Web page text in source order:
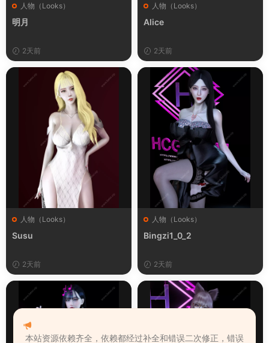
人物（Looks）
明月
2天前
人物（Looks）
Alice
2天前
人物（Looks）
Susu
2天前
人物（Looks）
Bingzi1_0_2
2天前
本站资源依赖齐全，依赖都经过补全和错误二次修正，错误